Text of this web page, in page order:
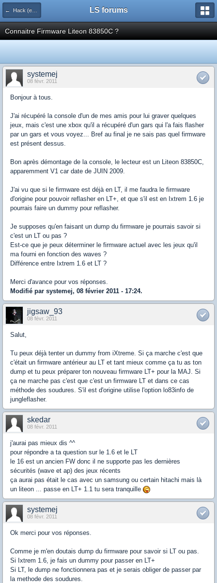
← Hack (exploits, homebrews...) LS forums
Connaitre Firmware Liteon 83850C ?
systemej
08 févr. 2011
Bonjour à tous.
J'ai récupéré la console d'un de mes amis pour lui graver quelques
jeux, mais c'est une xbox qu'il a récupéré d'un gars qui l'a fais flasher
par un gars et vous voyez... Bref au final je ne sais pas quel firmware
est présent dessus.
Bon après démontage de la console, le lecteur est un Liteon 83850C,
apparemment V1 car date de JUIN 2009.
J'ai vu que si le firmware est déjà en LT, il me faudra le firmware
d'origine pour pouvoir reflasher en LT+, et que s'il est en Ixtrem 1.6 je
pourrais faire un dummy pour reflasher.
Je supposes qu'en faisant un dump du firmware je pourrais savoir si
c'est un LT ou pas ?
Est-ce que je peux déterminer le firmware actuel avec les jeux qu'il
ma fourni en fonction des waves ?
Différence entre Ixtrem 1.6 et LT ?
Merci d'avance pour vos réponses.
Modifié par systemej, 08 février 2011 - 17:24.
jigsaw_93
08 févr. 2011
Salut,
Tu peux déjà tenter un dummy from iXtreme. Si ça marche c'est que
c'était un firmware antérieur au LT et tant mieux comme ça tu as ton
dump et tu peux préparer ton nouveau firmware LT+ pour la MAJ. Si
ça ne marche pas c'est que c'est un firmware LT et dans ce cas
méthode des soudures. S'il est d'origine utilise l'option lo83info de
jungleflasher.
skedar
08 févr. 2011
j'aurai pas mieux dis ^^
pour répondre a ta question sur le 1.6 et le LT
le 16 est un ancien FW donc il ne supporte pas les dernières
sécurités (wave et ap) des jeux récents
ça aurai pas était le cas avec un samsung ou certain hitachi mais là
un liteon ... passe en LT+ 1.1 tu sera tranquille
systemej
08 févr. 2011
Ok merci pour vos réponses.
Comme je m'en doutais dump du firmware pour savoir si LT ou pas.
Si Ixtrem 1.6, je fais un dummy pour passer en LT+
Si LT, le dump ne fonctionnera pas et je serais obliger de passer par
la methode des soudures.